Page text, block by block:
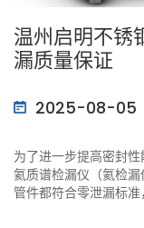
温州启明不锈
漏质量保证
2025-08-05
为了进一步提高密封
氦质谱检漏仪（氦检
管件都符合零泄漏标